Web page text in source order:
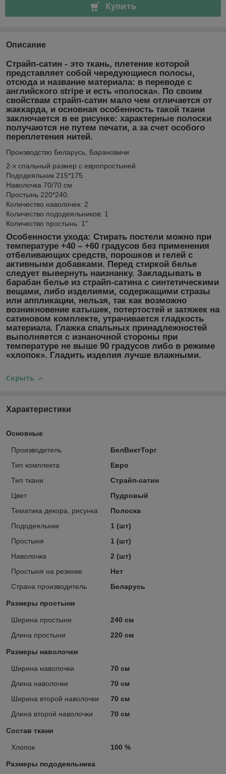
Купить
Описание
Страйп-сатин - это ткань, плетение которой
представляет собой чередующиеся полосы,
отсюда и название материала: в переводе с
английского stripe и есть «полоска». По своим
свойствам страйп-сатин мало чем отличается от
жаккарда, и основная особенность такой ткани
заключается в ее рисунке: характерные полоски
получаются не путем печати, а за счет особого
переплетения нитей.
Производство Беларусь, Барановичи
2-х спальный размер с европростыней
Пододеяльник 215*175
Наволочка 70/70 см
Простынь 220*240.
Количество наволочек: 2
Количество пододеяльников: 1
Количество простынь: 1"
Особенности ухода: Стирать постели можно при
температуре +40 – +60 градусов без применения
отбеливающих средств, порошков и гелей с
активными добавками. Перед стиркой белье
следует вывернуть наизнанку. Закладывать в
барабан белье из страйп-сатина с синтетическими
вещами, либо изделиями, содержащими стразы
или аппликации, нельзя, так как возможно
возникновение катышек, потертостей и затяжек на
сатиновом комплекте, утрачивается гладкость
материала. Глажка спальных принадлежностей
выполняется с изнаночной стороны при
температуре не выше 90 градусов либо в режиме
«хлопок». Гладить изделия лучше влажными.
Скрыть
Характеристики
Основные
Производитель
БелВиктТорг
Тип комплекта
Евро
Тип ткани
Страйп-сатин
Цвет
Пудровый
Тематика декора, рисунка
Полоска
Пододеяльник
1 (шт)
Простыня
1 (шт)
Наволочка
2 (шт)
Простыня на резинке
Нет
Страна производитель
Беларусь
Размеры простыни
Ширина простыни
240 см
Длина простыни
220 см
Размеры наволочки
Ширина наволочки
70 см
Длина наволочки
70 см
Ширина второй наволочки
70 см
Длина второй наволочки
70 см
Состав ткани
Хлопок 100 %
Размеры пододеяльника